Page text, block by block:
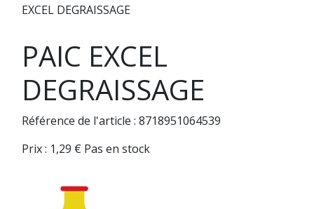
EXCEL DEGRAISSAGE
PAIC EXCEL
DEGRAISSAGE
Référence de l'article : 8718951064539
Prix : 1,29 € Pas en stock